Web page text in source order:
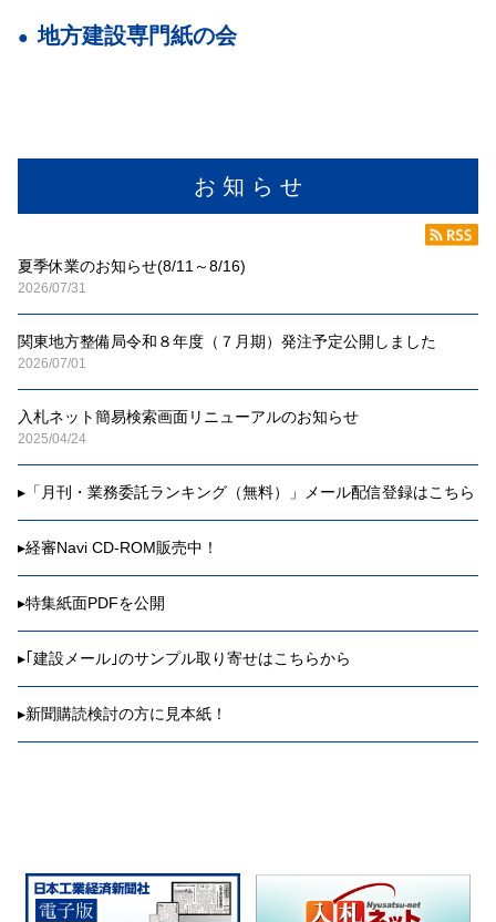
お 知 ら せ
夏季休業のお知らせ(8/11～8/16)
2026/07/31
関東地方整備局令和８年度（７月期）発注予定公開しました
2026/07/01
入札ネット簡易検索画面リニューアルのお知らせ
2025/04/24
▸ 「月刊・業務委託ランキング（無料）」メール配信登録はこちら
▸経審Navi CD-ROM販売中！
▸特集紙面PDFを公開
▸｢建設メール｣のサンプル取り寄せはこちらから
▸新聞購読検討の方に見本紙！
地方建設専門紙の会